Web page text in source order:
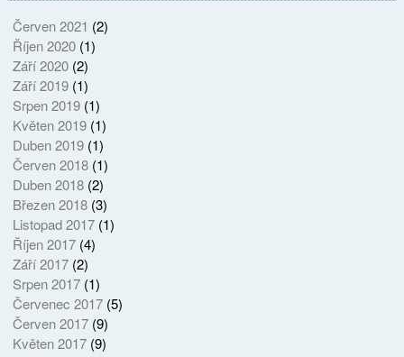
Červen 2021 (2)
Říjen 2020(1)
Září 2020(2)
Září 2019(1)
Srpen 2019(1)
Květen 2019(1)
Duben 2019(1)
Červen 2018(1)
Duben 2018(2)
Březen 2018(3)
Listopad 2017(1)
Říjen 2017(4)
Září 2017(2)
Srpen 2017(1)
Červenec 2017(5)
Červen 2017(9)
Květen 2017(9)